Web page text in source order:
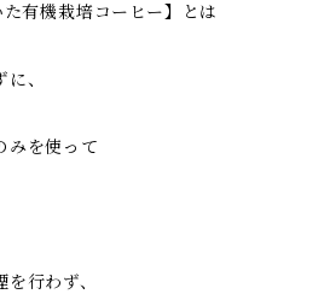
た有機栽培コーヒー】とは
、
みを使って
行わず、